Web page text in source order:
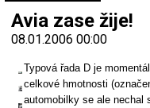
Avia zase žije!
08.01.2006 00:00
Typová řada D je
celkové hmotnosti
automobilky se ale